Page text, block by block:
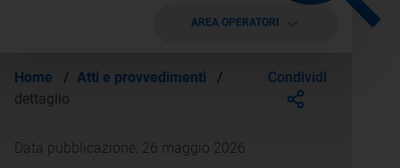
AREA OPERATORI
Home / Atti e provvedimenti
/
dettaglio
Condividi
Data pubblicazione: 26 maggio 2026